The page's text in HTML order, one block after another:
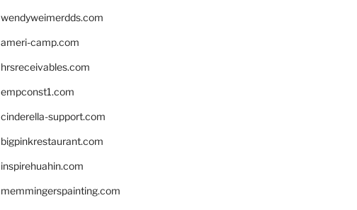
wendyweimerdds.com
ameri-camp.com
hrsreceivables.com
empconst1.com
cinderella-support.com
bigpinkrestaurant.com
inspirehuahin.com
memmingerspainting.com